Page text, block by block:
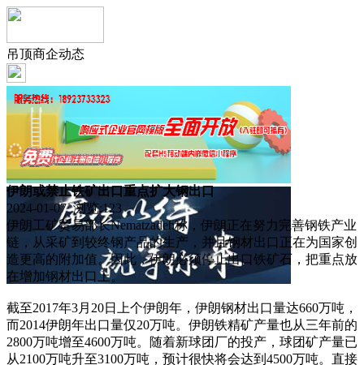
吊顶商企动态
伊朗或禁止铁矿出口重点扩大钢出口
2024-01-07 浏览:123
伊朗工矿贸易部长Nematzadeh称，伊朗正在努力完善钢铁产业
链，从采矿到较终钢产品的生产，并且钢材出口正在为国家创
造更高的附加值。因此，伊朗必须停止出口铁矿石，把重点放
在增加钢材出口上。
截至2017年3月20日上个伊朗年，伊朗钢材出口量达660万吨，
而2014伊朗年出口量仅20万吨。伊朗铁精矿产量也从三年前的
2800万吨增至4600万吨。随着新球团厂的投产，球团矿产量已
从2100万吨升至3100万吨，预计很快将会达到4500万吨。直接